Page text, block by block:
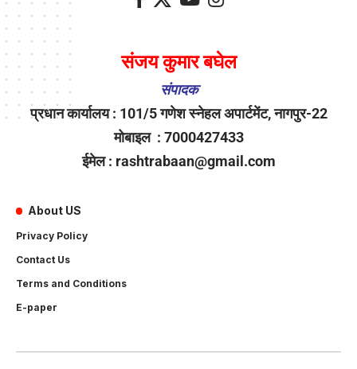
संजय कुमार बघेल
संपादक
प्रधान कार्यालय : 101/5 गणेश स्नेहल अपार्टमेंट, नागपुर-22
मोबाइल : 7000427433
ईमेल : rashtrabaan@gmail.com
About US
Privacy Policy
Contact Us
Terms and Conditions
E-paper